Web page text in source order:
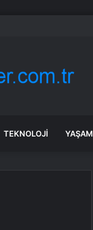
TEKNOLOJI YAŞAM